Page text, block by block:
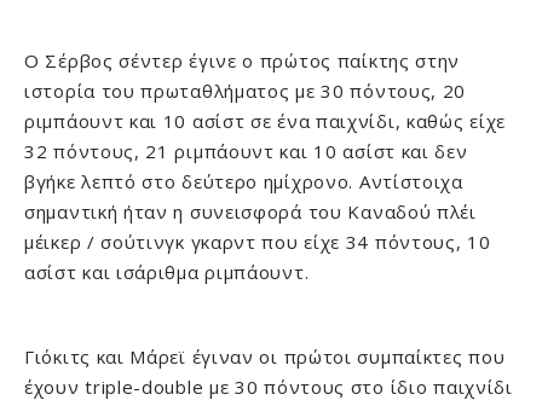
Ο Σέρβος σέντερ έγινε ο πρώτος παίκτης στην
ιστορία του πρωταθλήματος με 30 πόντους, 20
ριμπάουντ και 10 ασίστ σε ένα παιχνίδι, καθώς είχε
32 πόντους, 21 ριμπάουντ και 10 ασίστ και δεν
βγήκε λεπτό στο δεύτερο ημίχρονο. Αντίστοιχα
σημαντική ήταν η συνεισφορά του Καναδού πλέι
μέικερ / σούτινγκ γκαρντ που είχε 34 πόντους, 10
ασίστ και ισάριθμα ριμπάουντ.
Γιόκιτς και Μάρεϊ έγιναν οι πρώτοι συμπαίκτες που
έχουν triple-double με 30 πόντους στο ίδιο παιχνίδι